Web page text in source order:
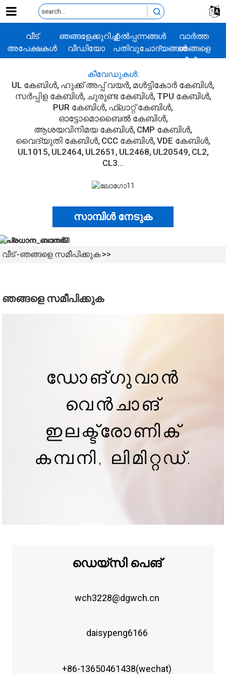
വീട് ഞങ്ങളേക്കുറിച്ച്ഉൽപ്പന്നങ്ങൾ
വാർത്ത
അപേക്ഷകൾ
വീഡിയോ പതിവുചോദ്യങ്ങൾഞങ്ങളെ
സമീപിക്കുക
കീവേഡുകൾ:
UL കേബിൾ ഹുക്ക് അപ്പ് വയർ മൾട്ടികോർ കേബിൾ
സർപ്പിള കേബിൾ ചുരുണ്ട കേബിൾ TPU കേബിൾ
PUR കേബിൾ ഫ്ലാറ്റ് കേബിൾ
ഓട്ടോമൊബൈൽ കേബിൾ
ആശയവിനിമയ കേബിൾ CMP കേബിൾ
വൈദ്യുതി കേബിൾ CCC കേബിൾ VDE കേബിൾ
UL1015 UL2464 UL2651 UL2468 UL20549 CL2
CL3...
സാമ്പിൾ നേടുക
വീട് ഞങ്ങളെ സമീപിക്കുക
ഞങ്ങളെ സമീപിക്കുക
ഡോങ്ഗുവാൻ
വെൻചാങ്
ഇലക്ട്രോണിക്
കമ്പനി, ലിമിറ്റഡ്.
ഡെയ്സി പെങ്
wch3228@dgwch.cn
daisypeng6166
+86-13650461438(wechat)